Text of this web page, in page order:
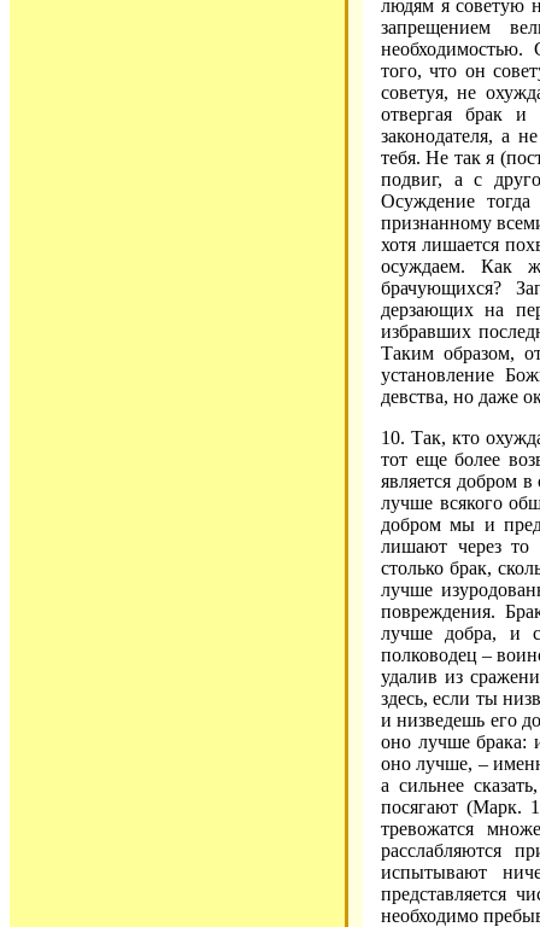
людям я советую
запрещением
необходимостью.
того, что он
советуя, не
отвергая брак
законодателя, а
тебя. Не так я
подвиг, а с
Осуждение
признанному
хотя лишается
осуждаем. Как
брачующихся?
дерзающих на
избравших
Таким образом,
установление
девства, но даже
10. Так, кто
тот еще более
является добром
лучше всякого
добром мы и
лишают через то
столько брак,
лучше
повреждения.
лучше добра, и
полководец –
удалив из
здесь, если ты
и низведешь его
оно лучше брака:
оно лучше, –
а сильнее
посягают (Марк.
тревожатся
расслабляются
испытывают
представляется
необходимо